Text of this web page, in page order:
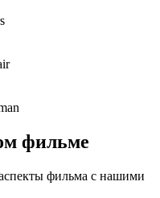
фильме
фильма с нашими